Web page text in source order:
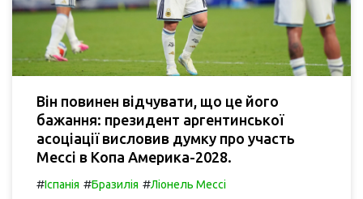
Він повинен відчувати, що це його
бажання: президент аргентинської
асоціації висловив думку про участь
Мессі в Копа Америка-2028.
#Іспанія #Бразилія #Ліонель Мессі